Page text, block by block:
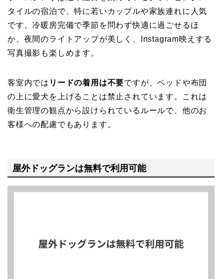
タイルの宿泊で、特に若いカップルや家族連れに人気
です。冷暖房完備で季節を問わず快適に過ごせるほ
か、夜間のライトアップが美しく、Instagram映えする
写真撮影も楽しめます。
客室内では リードの着用は不要ですが、ベッドや布団
の上に愛犬を上げることは禁止されています。これは
衛生管理の観点から設けられているルールで、他のお
客様への配慮でもあります。
屋外ドッグランは無料で利用可能